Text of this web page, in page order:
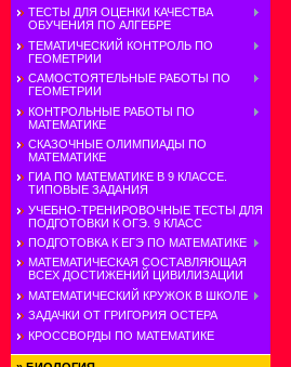
ТЕСТЫ ДЛЯ ОЦЕНКИ КАЧЕСТВА
ОБУЧЕНИЯ ПО АЛГЕБРЕ
ТЕМАТИЧЕСКИЙ КОНТРОЛЬ ПО
ГЕОМЕТРИИ
САМОСТОЯТЕЛЬНЫЕ РАБОТЫ ПО
ГЕОМЕТРИИ
КОНТРОЛЬНЫЕ РАБОТЫ ПО
МАТЕМАТИКЕ
СКАЗОЧНЫЕ ОЛИМПИАДЫ ПО
МАТЕМАТИКЕ
ГИА ПО МАТЕМАТИКЕ В 9 КЛАССЕ.
ТИПОВЫЕ ЗАДАНИЯ
УЧЕБНО-ТРЕНИРОВОЧНЫЕ ТЕСТЫ ДЛЯ
ПОДГОТОВКИ К ОГЭ. 9 КЛАСС
ПОДГОТОВКА К ЕГЭ ПО МАТЕМАТИКЕ
МАТЕМАТИЧЕСКАЯ СОСТАВЛЯЮЩАЯ
ВСЕХ ДОСТИЖЕНИЙ ЦИВИЛИЗАЦИИ
МАТЕМАТИЧЕСКИЙ КРУЖОК В ШКОЛЕ
ЗАДАЧКИ ОТ ГРИГОРИЯ ОСТЕРА
КРОССВОРДЫ ПО МАТЕМАТИКЕ